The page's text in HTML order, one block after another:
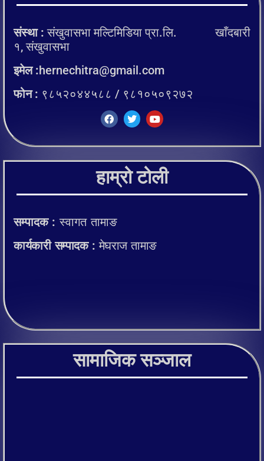
संस्था : संखुवासभा मल्टिमिडिया प्रा.लि. खाँदबारी
१, संखुवासभा
इमेल :hernechitra@gmail.com
फोन : ९८५२०४४५८८ / ९८१०५०९२७२
हाम्रो टोली
सम्पादक :स्वागत तामाङ
कार्यकारी सम्पादक :मेघराज तामाङ
सामाजिक सञ्जाल